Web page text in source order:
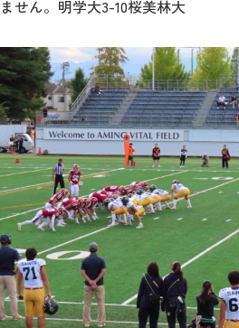
お問合わせ 取材・撮影
ません。明学大3-10桜美林大